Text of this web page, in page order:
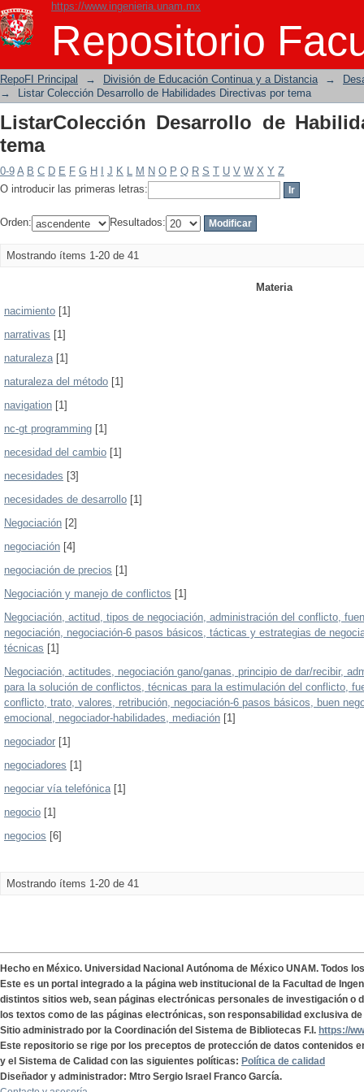
https://www.ingenieria.unam.mx
Repositorio
ListarColección Desarrollo de
RepoFI Principal → División de Educación Continua y a Distancia →
→
Listar Colección Desarrollo de Habilidades Directivas por tema
ListarColección Desarrollo de
tema
0-9 A B C D E F G H J K L M N O P Q R S T U V W X Y Z
O introducir las primeras letras:
Orden: Resultados:
Mostrando ítems 1-20 de 41
Materia
nacimiento [1]
narrativas [1]
naturaleza[1]
naturaleza del método [1]
navigation [1]
nc-gt programming [1]
necesidad del cambio [1]
necesidades [3]
necesidades de desarrollo [1]
Negociación [2]
negociación [4]
negociación de precios [1]
Negociación y manejo de conflictos [1]
Negociación, actitud, tipos de negociación, administración del conflicto,
negociación, negociación-6 pasos básicos, tácticas y estrategias de
técnicas [1]
Negociación, actitudes, negociación gano/ganas, principio de dar/recibir,
para la solución de conflictos, técnicas para la estimulación del conflicto,
conflicto, trato, valores, retribución, negociación-6 pasos básicos, buen
emocional, negociador-habilidades, mediación [1]
negociador [1]
negociadores [1]
negociar vía telefónica[1]
negocio [1]
negocios [6]
Mostrando ítems 1-20 de 41
Hecho en México. Universidad Nacional Autónoma de México UNAM. Todos
Este es un portal integrado a la página web institucional de la Facultad de
distintos sitios web, sean páginas electrónicas personales de investigación o
los textos como de las páginas electrónicas, son responsabilidad exclusiva
Sitio administrado por la Coordinación del Sistema de Bibliotecas F.I. https://
Este repositorio se rige por los preceptos de protección de datos contenidos
y el Sistema de Calidad con las siguientes políticas: Política de calidad
Diseñador y administrador: Mtro Sergio Israel Franco García.